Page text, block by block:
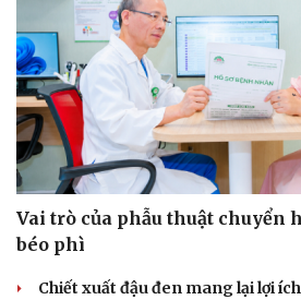
Vai trò của phẫu thuật chuyển
béo phì
Chiết xuất đậu đen mang lại lợi